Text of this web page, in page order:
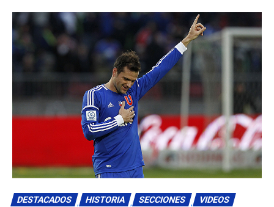
0
DESTACADOS HISTORIA SECCIONES VIDEOS